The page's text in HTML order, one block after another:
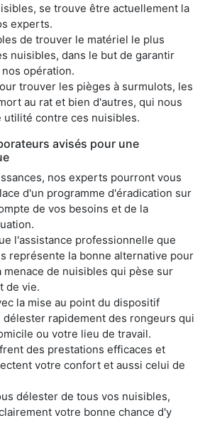
se trouve être actuellement la
experts.
de trouver le matériel le plus
nuisibles, dans le but de garantir
opération.
trouver les pièges à surmulots, les
au rat et bien d'autres, qui nous
utilité contre ces nuisibles.
avisés pour une
nos experts pourront vous
d'un programme d'éradication sur
de vos besoins et de la
l'assistance professionnelle que
représente la bonne alternative pour
menace de nuisibles qui pèse sur
de vie.
la mise au point du dispositif
délester rapidement des rongeurs qui
ou votre lieu de travail.
des prestations efficaces et
votre confort et aussi celui de
délester de tous vos nuisibles,
votre bonne chance d'y